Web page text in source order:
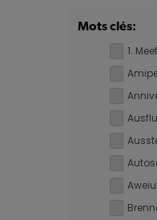
Mots clés:
1.